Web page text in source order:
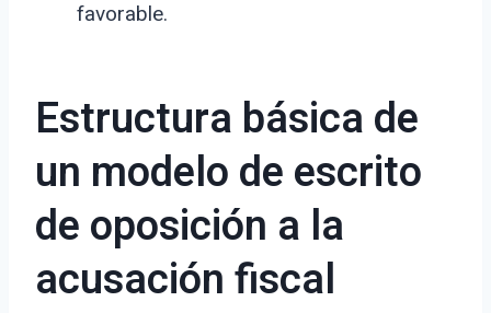
favorable.
Estructura básica de
un modelo de escrito
de oposición a la
acusación fiscal